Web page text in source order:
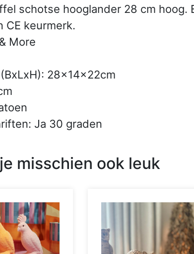
schotse hooglander 28 cm
CE keurmerk.
More
28x14x22cm
Ja 30 graden
misschien ook leuk